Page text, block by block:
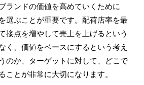
ランドの価値を高めていくために
選ぶことが重要です。配荷店率を最
接点を増やして売上を上げるという
く、価値をベースにするという考え
のか、ターゲットに対して、どこで
ことが非常に大切になります。